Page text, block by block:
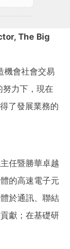
The Big
機會社會交易
力下，現在
了發展業務的
任暨勝華卓越
的高速電子元
於通訊、聯結
獻；在基礎研